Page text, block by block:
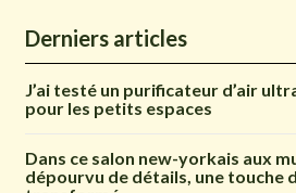
Derniers articles
J’ai testé un purificateur d’air
pour les petits espaces
Dans ce salon new-yorkais aux
dépourvu de détails, une touche